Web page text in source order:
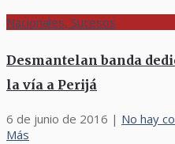
Nacionales, Sucesos
Desmantelan banda
la vía a Perijá
6 de junio de 2016 | No hay
Más